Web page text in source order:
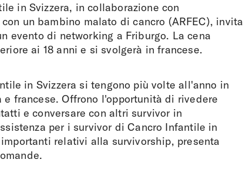
in Svizzera, in collaborazione con
un bambino malato di cancro (ARFEC), invita
evento di networking a Friburgo. La cena
ai 18 anni e si svolgerà in francese.
in Svizzera si tengono più volte all'anno in
francese. Offrono l'opportunità di rivedere
e conversare con altri survivor in
per i survivor di Cancro Infantile in
relativi alla survivorship, presenta